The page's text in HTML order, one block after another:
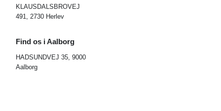
KLAUSDALSBROVEJ
491, 2730 Herlev
Find os i Aalborg
HADSUNDVEJ 35, 9000
Aalborg